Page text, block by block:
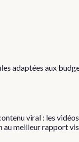
adaptées aux
viral : les
au meilleur rapport